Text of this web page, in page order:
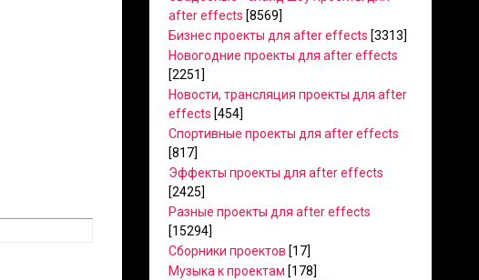
after effects [8569]
Бизнес проекты для after effects [3313]
Новогодние проекты для after effects
[2251]
Новости, трансляция проекты для after
effects [454]
Спортивные проекты для after effects
[817]
Эффекты проекты для after effects
[2425]
Разные проекты для after effects
[15294]
Сборники проектов [17]
Музыка к проектам [178]